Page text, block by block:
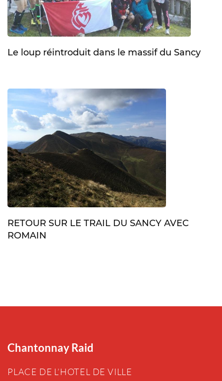
Le loup réintroduit dans le massif du Sancy
RETOUR SUR LE TRAIL DU SANCY AVEC
ROMAIN
Chantonnay Raid
PLACE DE L’HOTEL DE VILLE